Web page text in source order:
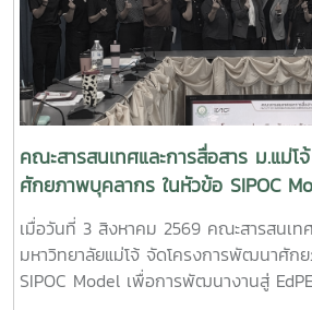
คณะสารสนเทศและการสื่อสาร ม.แม่
ศักยภาพบุคลากร ในหัวข้อ SIPOC
งานสู่ EdPEx
เมื่อวันที่ 3 สิงหาคม 2569 คณะสารสนเท
มหาวิทยาลัยแม่โจ้ จัดโครงการพัฒนาศัก
SIPOC Model เพื่อการพัฒนางานสู่